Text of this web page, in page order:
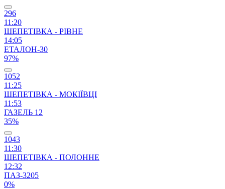
296
11:20
ШЕПЕТІВКА - РІВНЕ
14:05
ЕТАЛОН-30
97%
1052
11:25
ШЕПЕТІВКА - МОКІЇВЦІ
11:53
ГАЗЕЛЬ 12
35%
1043
11:30
ШЕПЕТІВКА - ПОЛОННЕ
12:32
ПАЗ-3205
0%